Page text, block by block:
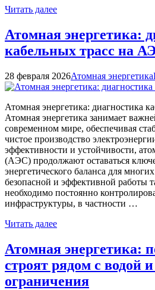
Читать далее
Атомная энергетика:
кабельных трасс на
28 февраля 2026Атомная энергетика
Атомная энергетика: диагностика
Атомная энергетика занимает
современном мире, обеспечивая
чистое производство
эффективности и устойчивости,
(АЭС) продолжают оставаться
энергетического баланса для
безопасной и эффективной работы
необходимо постоянно
инфраструктуры, в частности …
Читать далее
Атомная энергетика:
строят рядом с водой
ограничения